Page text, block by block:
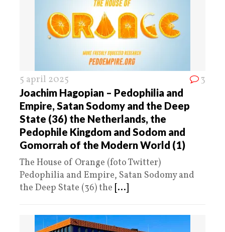
5 april 2025 3
Joachim Hagopian – Pedophilia and
Empire, Satan Sodomy and the Deep
State (36) the Netherlands, the
Pedophile Kingdom and Sodom and
Gomorrah of the Modern World (1)
The House of Orange (foto Twitter)
Pedophilia and Empire, Satan Sodomy and
the Deep State (36) the [...]